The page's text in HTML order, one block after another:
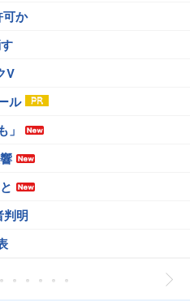
か
V
ル
」
判明